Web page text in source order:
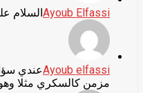
Ayoub Elfassiالسلام
Ayoub elfassiعندي
مزمن كالسكري مثلا